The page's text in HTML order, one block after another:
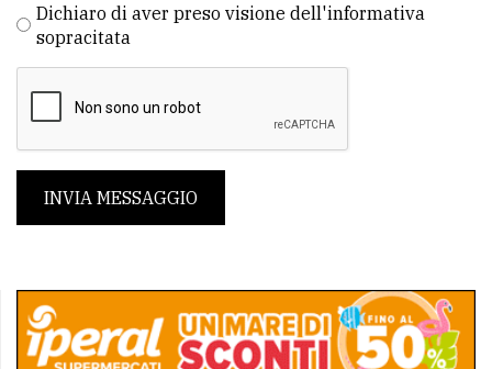
Dichiaro di aver preso visione dell'informativa
sopracitata
INVIA MESSAGGIO